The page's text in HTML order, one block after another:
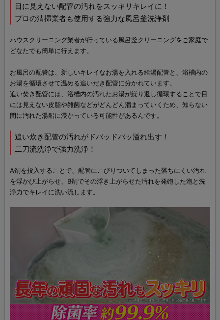
目に見えない配管の汚れをスッキリキレイに！
プロの清掃業者も使用する強力な風呂釜洗浄剤
ハウスクリーニング業者が行っている風呂釜クリーニングをご家庭で
どなたでも簡単に行えます。
お風呂の配管は、新しいキレイなお湯を入れる給湯配管と、浴槽内の
お湯を循環させて温める追いだき配管に分かれています。
追い焚き配管には、浴槽内の汚れたお湯が繰り返し循環することで目
には見えない皮脂や雑菌などがどんどん溜まっていくため、知らない
間に汚れた湯船に浸かっている可能性があるんです。
追い炊き配管の汚れがドバッドバッ溢れ出す！
二刀流洗浄で強力洗浄！
A剤を投入することで、配管にこびりついてしまった落ちにくい汚れ
を浮かび上がらせ、B剤でその浮き上がらせた汚れを発砲した泡と洗
浄力でキレイに洗い流します。